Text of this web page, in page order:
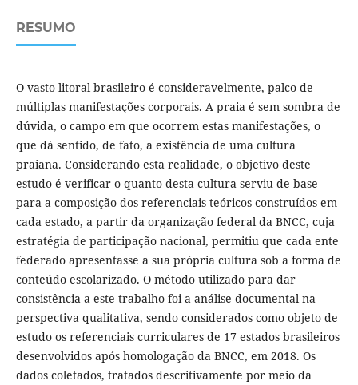
RESUMO
O vasto litoral brasileiro é consideravelmente, palco de
múltiplas manifestações corporais. A praia é sem sombra de
dúvida, o campo em que ocorrem estas manifestações, o
que dá sentido, de fato, a existência de uma cultura
praiana. Considerando esta realidade, o objetivo deste
estudo é verificar o quanto desta cultura serviu de base
para a composição dos referenciais teóricos construídos em
cada estado, a partir da organização federal da BNCC, cuja
estratégia de participação nacional, permitiu que cada ente
federado apresentasse a sua própria cultura sob a forma de
conteúdo escolarizado. O método utilizado para dar
consistência a este trabalho foi a análise documental na
perspectiva qualitativa, sendo considerados como objeto de
estudo os referenciais curriculares de 17 estados brasileiros
desenvolvidos após homologação da BNCC, em 2018. Os
dados coletados, tratados descritivamente por meio da